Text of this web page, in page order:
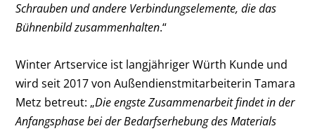
Schrauben und andere Verbindungselemente, die das
Bühnenbild zusammenhalten.“
Winter Artservice ist langjähriger Würth Kunde und
wird seit 2017 von Außendienstmitarbeiterin Tamara
Metz betreut: „Die engste Zusammenarbeit findet in der
Anfangsphase bei der Bedarfserhebung des Materials